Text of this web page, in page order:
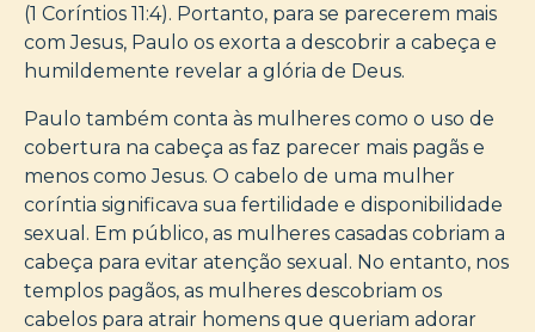
(1 Coríntios 11:4). Portanto, para se parecerem mais
com Jesus, Paulo os exorta a descobrir a cabeça e
humildemente revelar a glória de Deus.
Paulo também conta às mulheres como o uso de
cobertura na cabeça as faz parecer mais pagãs e
menos como Jesus. O cabelo de uma mulher
coríntia significava sua fertilidade e disponibilidade
sexual. Em público, as mulheres casadas cobriam a
cabeça para evitar atenção sexual. No entanto, nos
templos pagãos, as mulheres descobriam os
cabelos para atrair homens que queriam adorar